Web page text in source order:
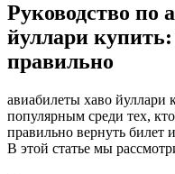
Руководство по
йуллари купить:
правильно
авиабилеты хаво йуллари купить становится все более
популярным среди тех,
правильно вернуть билет
В этой статье мы